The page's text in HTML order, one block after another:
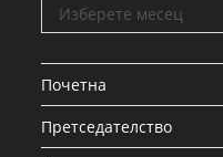
Изберете месец
Почетна
Претседателство